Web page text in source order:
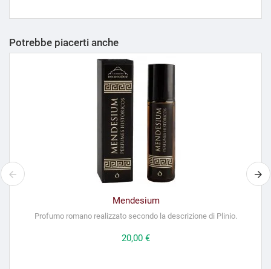
Potrebbe piacerti anche
Mendesium
Profumo romano realizzato secondo la descrizione di Plinio.
Prezzo
20,00 €